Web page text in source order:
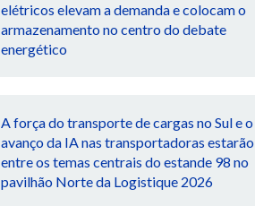
elétricos elevam a demanda e colocam o
armazenamento no centro do debate
energético
A força do transporte de cargas no Sul e o
avanço da IA nas transportadoras estarão
entre os temas centrais do estande 98 no
pavilhão Norte da Logistique 2026